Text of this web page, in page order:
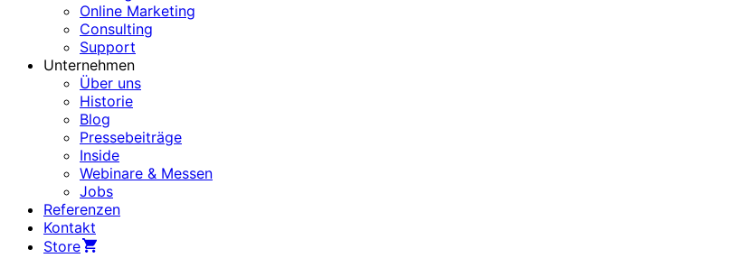
Online Marketing
Consulting
Support
Unternehmen
Über uns
Historie
Blog
Pressebeiträge
Inside
Webinare & Messen
Jobs
Referenzen
Kontakt
Store